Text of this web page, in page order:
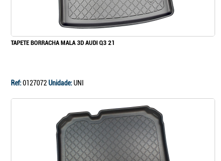
TAPETE BORRACHA MALA 3D AUDI Q3 21
Ref:0127072Unidade:UNI